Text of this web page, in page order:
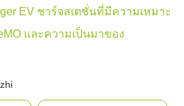
EV ชาร์จสเตชั่นที่มีความเหมาะ
และความเป็นมาของ